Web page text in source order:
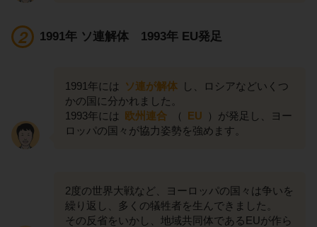
1991年 ソ連解体 1993年 EU発足
1991年には ソ連が解体 し、ロシアなどいくつ
かの国に分かれました。
1993年には
欧州連合 （ EU
）が発足し、ヨー
ロッパの国々が協力姿勢を強めます。
2度の世界大戦など、ヨーロッパの国々は争いを
繰り返し、多くの犠牲者を生んできました。
その反省をいかし、地域共同体であるEUが作ら